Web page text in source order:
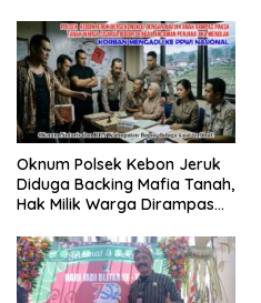
Oknum Polsek Kebon Jeruk
Diduga Backing Mafia Tanah,
Hak Milik Warga Dirampas